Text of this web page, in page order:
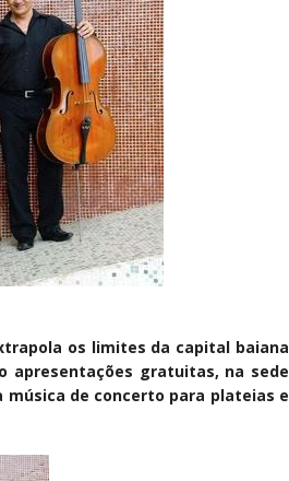
os limites da capital baiana
apresentações gratuitas, na sede
música de concerto para plateias e